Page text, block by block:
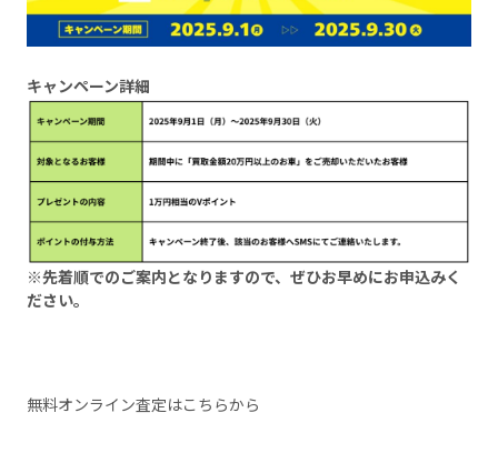
キャンペーン詳細
※先着順でのご案内となりますので、ぜひお早めにお申込みく
ださい。
無料オンライン査定はこちらから